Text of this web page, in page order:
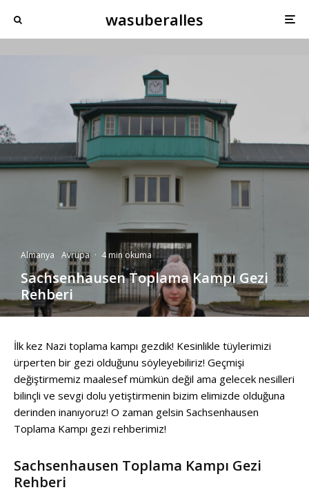
wasuberalles
Almanya Avrupa · 4 min okuma
Sachsenhausen Toplama Kampı Gezi
Rehberi
İlk kez Nazi toplama kampı gezdik! Kesinlikle tüylerimizi
ürperten bir gezi olduğunu söyleyebiliriz! Geçmişi
değiştirmemiz maalesef mümkün değil ama gelecek nesilleri
bilinçli ve sevgi dolu yetiştirmenin bizim elimizde olduğuna
derinden inanıyoruz! O zaman gelsin Sachsenhausen
Toplama Kampı gezi rehberimiz!
Sachsenhausen Toplama Kampı Gezi
Rehberi